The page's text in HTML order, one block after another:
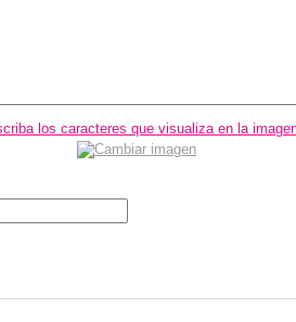
los caracteres que visualiza en la